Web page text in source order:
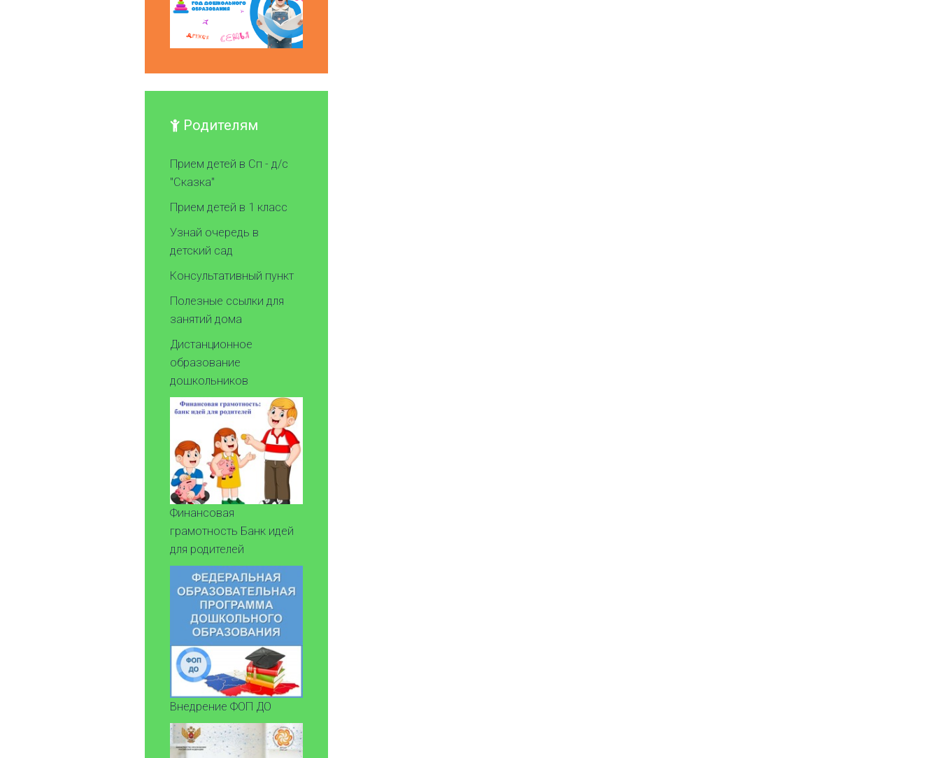
Родителям
Прием детей в Сп - д/с
"Сказка"
Прием детей в 1 класс
Узнай очередь в
детский сад
Консультативный пункт
Полезные ссылки для
занятий дома
Дистанционное
образование
дошкольников
Финансовая
грамотность Банк идей
для родителей
Внедрение ФОП ДО